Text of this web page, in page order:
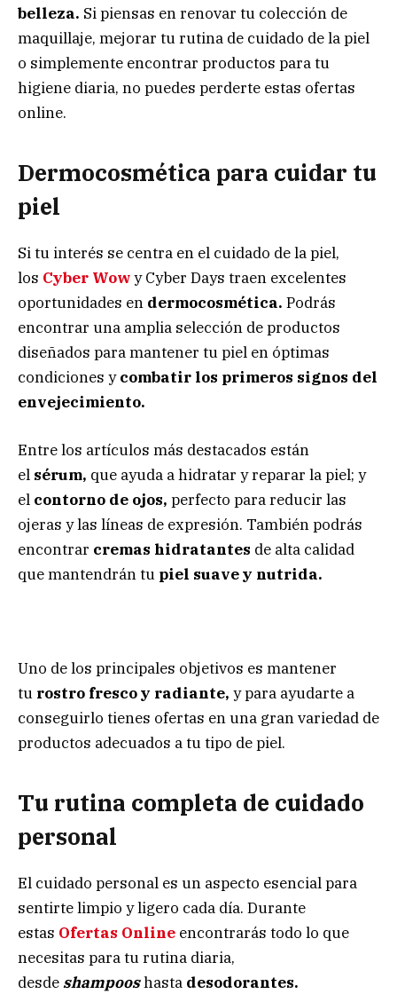
belleza. Si piensas en renovar tu colección de
maquillaje, mejorar tu rutina de cuidado de la piel
o simplemente encontrar productos para tu
higiene diaria, no puedes perderte estas ofertas
online.
Dermocosmética para cuidar tu
piel
Si tu interés se centra en el cuidado de la piel,
los Cyber Wowy Cyber Days traen excelentes
oportunidades en dermocosmética. Podrás
encontrar una amplia selección de productos
diseñados para mantener tu piel en óptimas
condiciones ycombatir los primeros signos del
envejecimiento.
Entre los artículos más destacados están
el sérum, que ayuda a hidratar y reparar la piel; y
el contorno de ojos, perfecto para reducir las
ojeras y las líneas de expresión. También podrás
encontrar cremas hidratantes de alta calidad
que mantendrán tu piel suave y nutrida.
Uno de los principales objetivos es mantener
tu rostro fresco y radiante, y para ayudarte a
conseguirlo tienes ofertas en una gran variedad de
productos adecuados a tu tipo de piel.
Tu rutina completa de cuidado
personal
El cuidado personal es un aspecto esencial para
sentirte limpio y ligero cada día. Durante
estas Ofertas Online encontrarás todo lo que
necesitas para tu rutina diaria,
desdeshampooshasta desodorantes.